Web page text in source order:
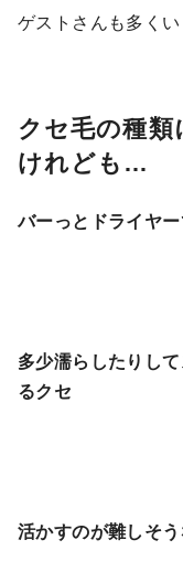
ゲストさんも多くい
クセ毛の種類
けれども…
バーっとドライヤ
多少濡らしたりし
るクセ
活かすのが難しそ